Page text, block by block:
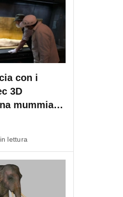
con i
3D
mummia di
lettura